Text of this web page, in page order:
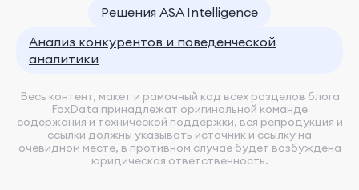
Решения ASA Intelligence
Анализ конкурентов и поведенческой
аналитики
Весь контент, макет и рамочный код всех разделов блога
FoxData принадлежат оригинальной команде
содержания и технической поддержки, вся репродукция и
ссылки должны указывать источник и ссылку на
очевидном месте, в противном случае будет возбуждена
юридическая ответственность.